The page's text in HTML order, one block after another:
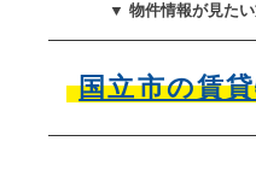
▼ 物件情報が見た
国立市の賃